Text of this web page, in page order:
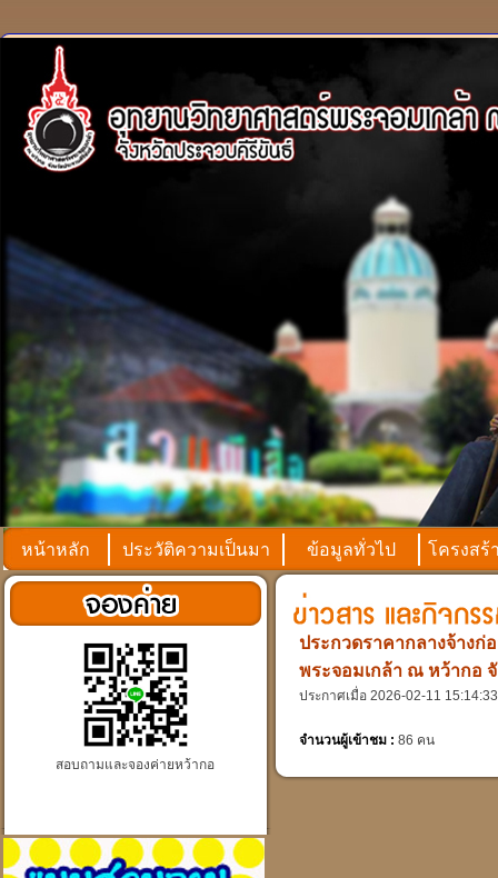
หน้าหลัก ประวัติความเป็นมา ข้อมูลทั่วไป โครงสร้
สอบถามและจองค่ายหว้ากอ
ประกวดราคากลางจ้างก่
พระจอมเกล้า ณ หว้ากอ
ประกาศเมื่อ 2026-02-11
จำนวนผู้เข้าชม : 86 คน